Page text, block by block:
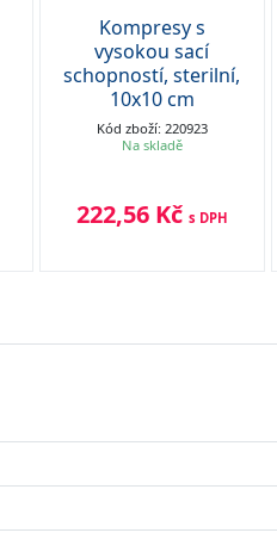
Kompresy s
vysokou sací
schopností, sterilní,
10x10 cm
Kód zboží: 220923
Na skladě
222,56 Kč s DPH